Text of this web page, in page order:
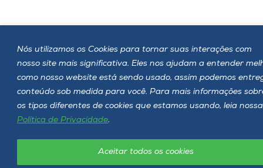
Nós utilizamos os Cookies para tornar suas interações com
nosso site mais significativa. Eles nos ajudam a entender
como nosso website está sendo usado, assim podemos
conteúdo sob medida para você. Para mais informações
os tipos diferentes de cookies que estamos usando, leia nossa
Política de Privacidade.
Aceitar todos os cookies